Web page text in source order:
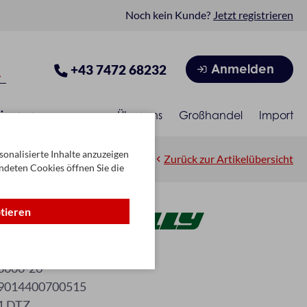
Noch kein Kunde? Jetzt registrieren
+43 7472 68232 Anmelden
Über uns Großhandel Import
Zurück zur Artikelübersicht
(0303)
26
Inhalte anzuzeigen
Cookies öffnen Sie die